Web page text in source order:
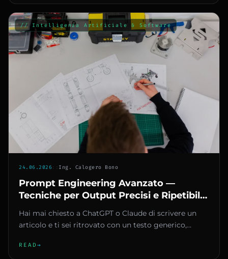
// Intelligenza Artificiale & Software
24.06.2026:: Ing. Calogero Bono
Prompt Engineering Avanzato —
Tecniche per Output Precisi e Ripetibili
dagli LLM
Hai mai chiesto a ChatGPT o Claude di scrivere un
articolo e ti sei ritrovato con un testo generico,
READ →